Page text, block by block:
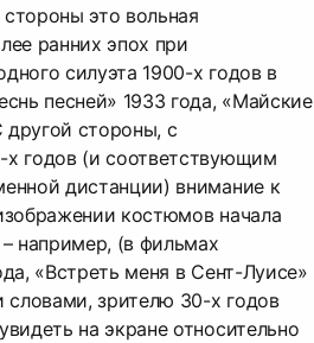
это вольная
ранних эпох при
силуэта 1900-х годов в
песней» 1933 года, «Майские
другой стороны, с
годов (и соответствующим
дистанции) внимание к
костюмов начала
– например, (в фильмах
«Встреть меня в Сент-Луисе»
словами, зрителю 30-х годов
на экране относительно